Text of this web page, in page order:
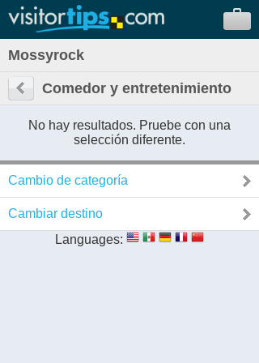
Mossyrock
Comedor y entretenimiento
No hay resultados. Pruebe con una
selección diferente.
Cambio de categoría
Cambiar destino
Languages: